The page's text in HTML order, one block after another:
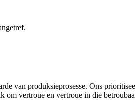
van produksieprosesse. Ons
om vertroue en vertroue in die